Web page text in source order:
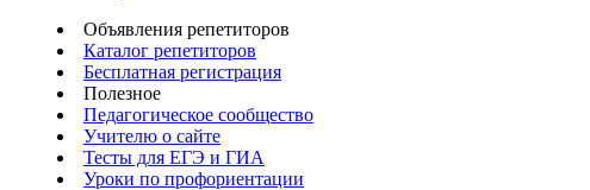
Объявления репетиторов
Каталог репетиторов
Бесплатная регистрация
Полезное
Педагогическое сообщество
Учителю о сайте
Тесты для ЕГЭ и ГИА
Уроки по профориентации